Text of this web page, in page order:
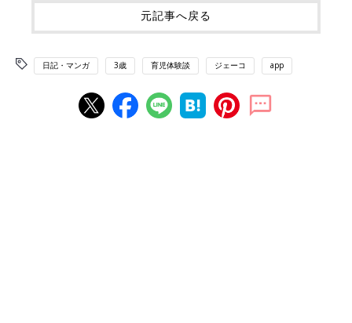
元記事へ戻る
日記・マンガ 3歳 育児体験談 ジェーコ app